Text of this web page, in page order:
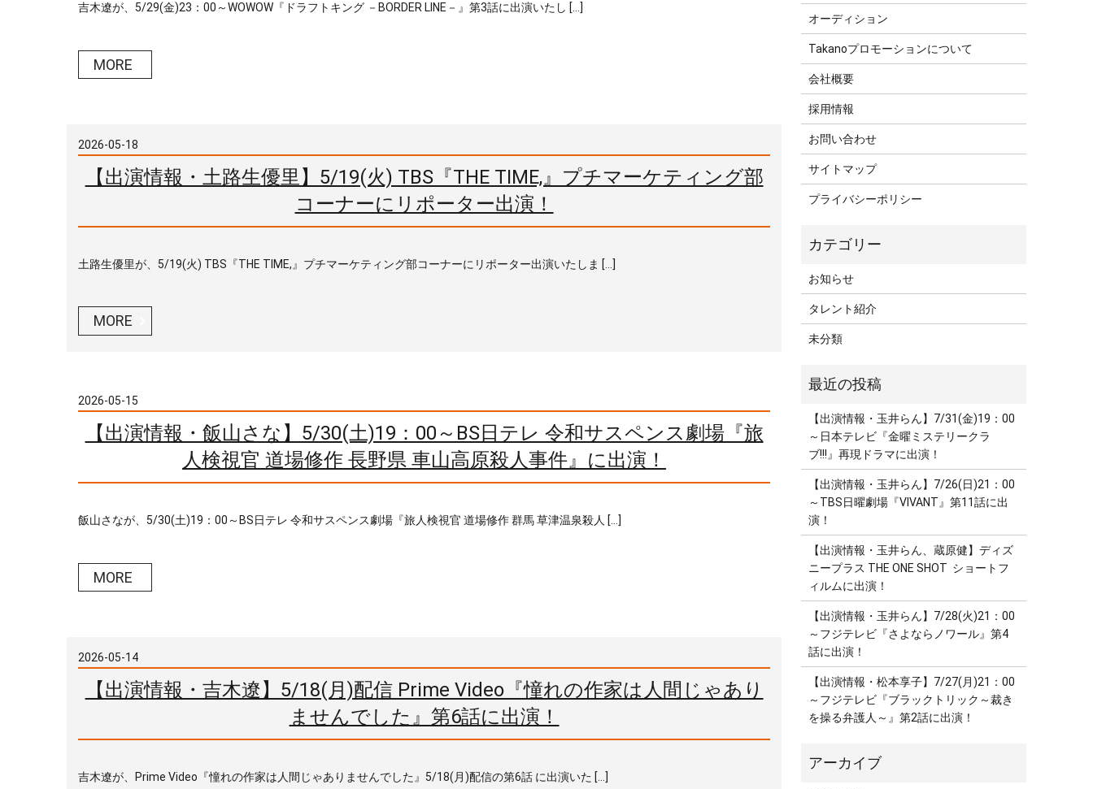
吉木遼が、5/29(金)23：00～WOWOW『ドラフトキング －BORDER LINE－』第3話に出演いたし […]
MORE
2026-05-18
【出演情報・土路生優里】5/19(火) TBS『THE TIME,』プチマーケティング部
コーナーにリポーター出演！
土路生優里が、5/19(火) TBS『THE TIME,』プチマーケティング部コーナーにリポーター出演いたしま […]
MORE
2026-05-15
【出演情報・飯山さな】5/30(土)19：00～BS日テレ 令和サスペンス劇場『旅
人検視官 道場修作 長野県 車山高原殺人事件』に出演！
飯山さなが、5/30(土)19：00～BS日テレ 令和サスペンス劇場『旅人検視官 道場修作 群馬 草津温泉殺人 […]
MORE
2026-05-14
【出演情報・吉木遼】5/18(月)配信 Prime Video『憧れの作家は人間じゃあり
ませんでした』第6話に出演！
吉木遼が、Prime Video『憧れの作家は人間じゃありませんでした』5/18(月)配信の第6話 に出演いた […]
オーディション
Takanoプロモーションについて
会社概要
採用情報
お問い合わせ
サイトマップ
プライバシーポリシー
お知らせ
タレント紹介
未分類
【出演情報・玉井らん】7/31(金)19：00
～日本テレビ『金曜ミステリークラ
ブ!!!』再現ドラマに出演！
【出演情報・玉井らん】7/26(日)21：00
～TBS日曜劇場『VIVANT』第11話に出
演！
【出演情報・玉井らん、蔵原健】ディズ
ニープラス THE ONE SHOT ショートフ
ィルムに出演！
【出演情報・玉井らん】7/28(火)21：00
～フジテレビ『さよならノワール』第4
話に出演！
【出演情報・松本享子】7/27(月)21：00
～フジテレビ『ブラックトリック～裁き
を操る弁護人～』第2話に出演！